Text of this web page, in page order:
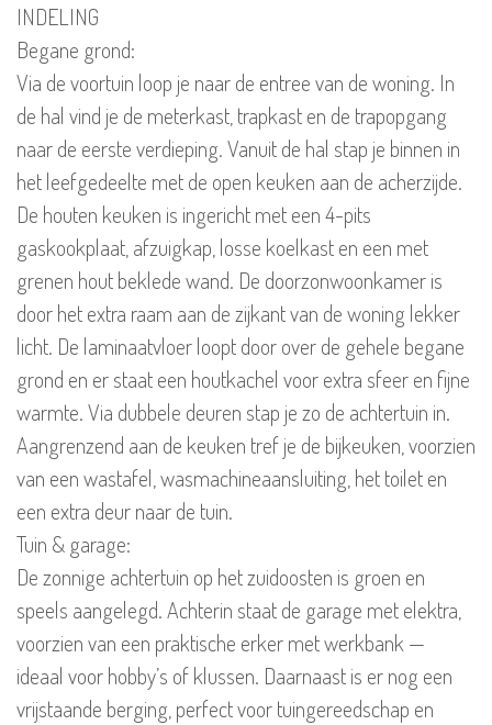
INDELING
Begane grond:
Via de voortuin loop je naar de entree van de woning. In
de hal vind je de meterkast, trapkast en de trapopgang
naar de eerste verdieping. Vanuit de hal stap je binnen in
het leefgedeelte met de open keuken aan de acherzijde.
De houten keuken is ingericht met een 4-pits
gaskookplaat, afzuigkap, losse koelkast en een met
grenen hout beklede wand. De doorzonwoonkamer is
door het extra raam aan de zijkant van de woning lekker
licht. De laminaatvloer loopt door over de gehele begane
grond en er staat een houtkachel voor extra sfeer en fijne
warmte. Via dubbele deuren stap je zo de achtertuin in.
Aangrenzend aan de keuken tref je de bijkeuken, voorzien
van een wastafel, wasmachineaansluiting, het toilet en
een extra deur naar de tuin.
Tuin & garage:
De zonnige achtertuin op het zuidoosten is groen en
speels aangelegd. Achterin staat de garage met elektra,
voorzien van een praktische erker met werkbank —
ideaal voor hobby’s of klussen. Daarnaast is er nog een
vrijstaande berging, perfect voor tuingereedschap en